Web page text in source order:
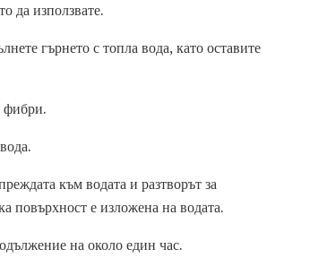
да използвате.
гърнето с топла вода, като оставите
фибри.
към водата и разтворът за
повърхност е изложена на водата.
на около един час.